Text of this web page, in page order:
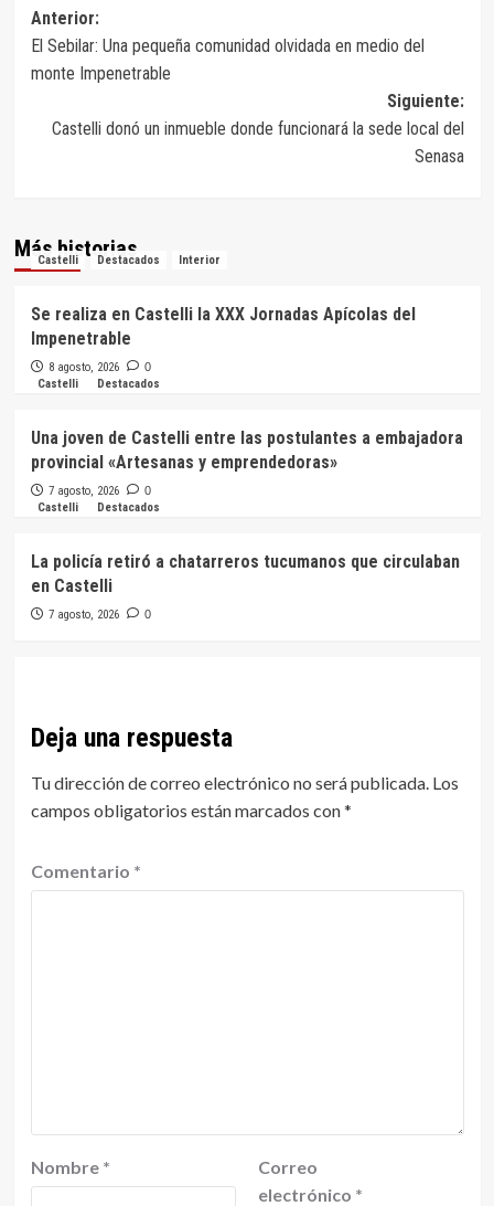
Navegación
de
entradas
Anterior:
El Sebilar: Una pequeña comunidad olvidada en medio del
monte Impenetrable
Siguiente:
Castelli donó un inmueble donde funcionará la sede local del
Senasa
Más historias
Castelli Destacados Interior
Se realiza en Castelli la XXX Jornadas Apícolas del
Impenetrable
8 agosto, 2026 0
Castelli Destacados
Una joven de Castelli entre las postulantes a embajadora
provincial «Artesanas y emprendedoras»
7 agosto, 2026 0
Castelli Destacados
La policía retiró a chatarreros tucumanos que circulaban
en Castelli
7 agosto, 2026 0
Deja una respuesta
Tu dirección de correo electrónico no será publicada. Los
campos obligatorios están marcados con*
Comentario *
Nombre *
Correo
electrónico *